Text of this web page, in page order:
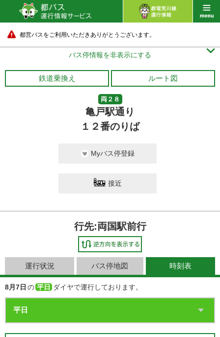
都営バスをご利用いただきありがとうございます。
バス停情報を非表示にする 
鉄道乗換え ルート図
両２８
亀戸駅通り
１２番のりば
Myバス停登録
接近
行先:両国駅前行
運行状況 バス停地図 時刻表
8月7日 の 平日 ダイヤで運行しております。